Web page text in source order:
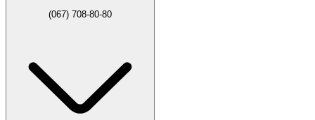
(067) 708-80-80